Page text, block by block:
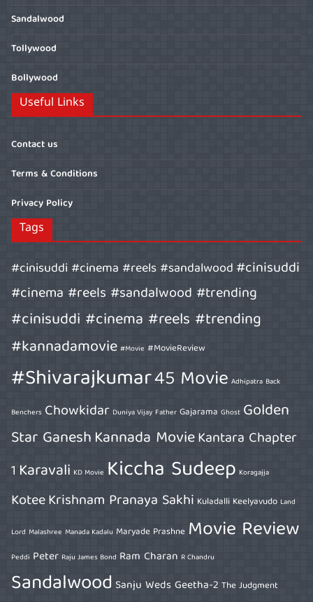
Sandalwood
Tollywood
Bollywood
Useful Links
Contact us
Terms & Conditions
Privacy Policy
Tags
#cinisuddi #cinema #reels #sandalwood#cinisuddi
#cinema #reels #sandalwood #trending
#cinisuddi #cinema #reels #trending
#kannadamovie #Movie #MovieReview
#Shivarajkumar45 Movie Adhipatra Back
Benchers Chowkidar Duniya Vijay Father Gajarama Ghost Golden
Star GaneshKannada MovieKantara Chapter
1 Karavali KD Movie Kiccha Sudeep Koragajja
KoteeKrishnam Pranaya Sakhi Kuladalli Keelyavudo Land
Lord Malashree Manada Kadalu Maryade Prashne Movie Review
Peddi Peter Raju James Bond Ram Charan R Chandru
Sandalwood Sanju Weds Geetha-2 The Judgment